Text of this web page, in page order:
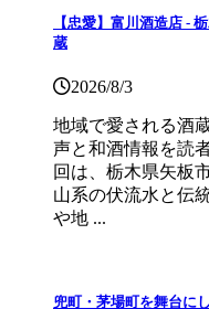
【忠愛】富川酒造店 ‐
蔵
2026/8/3
地域で愛される酒
声と和酒情報を読
回は、栃木県矢板
山系の伏流水と伝
や地 ...
兜町・茅場町を舞台に